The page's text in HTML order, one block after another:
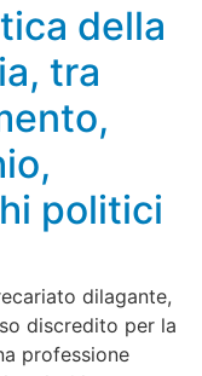
della
tra
politici
dilagante,
discredito per la
professione